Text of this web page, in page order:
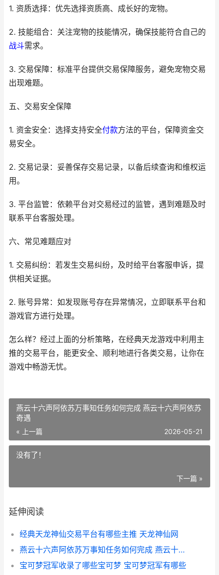
1. 资质选择：优先选择资质高、成长好的宠物。
2. 技能组合：关注宠物的技能情况，确保技能符合自己的
战斗需求。
3. 交易保障：标准平台提供交易保障服务，避免宠物交易
出现难题。
五、交易安全保障
1. 资金安全：选择支持安全付款方法的平台，保障资金交
易安全。
2. 交易记录：妥善保存交易记录，以备后续查询和维权运
用。
3. 平台监管：依赖平台对交易经过的监管，遇到难题及时
联系平台客服处理。
六、常见难题应对
1. 交易纠纷：若发生交易纠纷，及时给平台客服申诉，提
供相关证据。
2. 账号异常：如发现账号存在异常情况，立即联系平台和
游戏官方进行处理。
怎么样？经过上面的分析策略，在经典天龙游戏中利用主
推的交易平台，能更安全、顺利地进行各类交易，让你在
游戏中畅游无忧。
燕云十六声阿依苏万事知任务如何完成 燕云十六声阿依苏
奇遇
« 上一篇 2026-05-21
没有了！
下一篇 »
延伸阅读
经典天龙神仙交易平台有哪些主推 天龙神仙网
燕云十六声阿依苏万事知任务如何完成 燕云十六声阿依苏奇遇
宝可梦冠军收录了哪些宝可梦 宝可梦冠军有哪些